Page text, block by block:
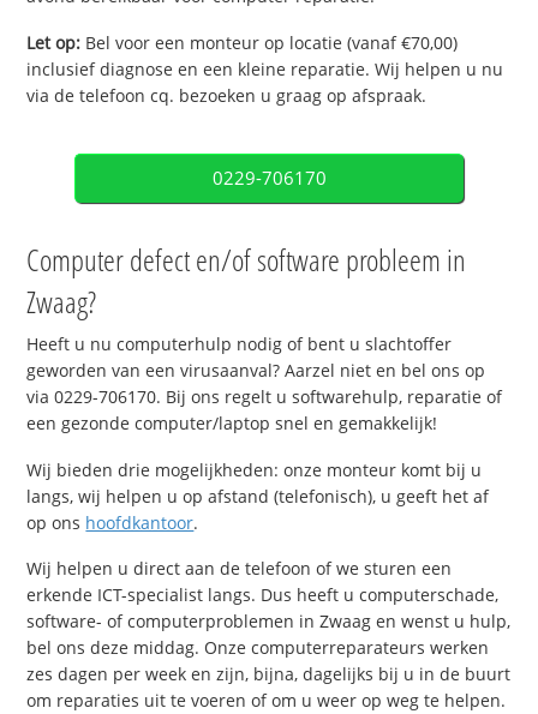
Let op: Bel voor een monteur op locatie (vanaf €70,00)
inclusief diagnose en een kleine reparatie. Wij helpen u nu
via de telefoon cq. bezoeken u graag op afspraak.
0229-706170
Computer defect en/of software probleem in
Zwaag?
Heeft u nu computerhulp nodig of bent u slachtoffer
geworden van een virusaanval? Aarzel niet en bel ons op
via 0229-706170. Bij ons regelt u softwarehulp, reparatie of
een gezonde computer/laptop snel en gemakkelijk!
Wij bieden drie mogelijkheden: onze monteur komt bij u
langs, wij helpen u op afstand (telefonisch), u geeft het af
op ons hoofdkantoor.
Wij helpen u direct aan de telefoon of we sturen een
erkende ICT-specialist langs. Dus heeft u computerschade,
software- of computerproblemen in Zwaag en wenst u hulp,
bel ons deze middag. Onze computerreparateurs werken
zes dagen per week en zijn, bijna, dagelijks bij u in de buurt
om reparaties uit te voeren of om u weer op weg te helpen.